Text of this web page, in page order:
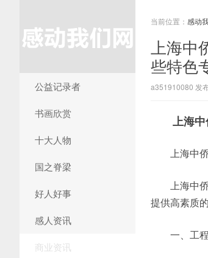
公益记录者
书画欣赏
十大人物
国之脊梁
好人好事
感人资讯
商业资讯
当前位置： 感动
上海
些特色
a351910080 发
上海
上海中
上海中
提供高素质
一、工